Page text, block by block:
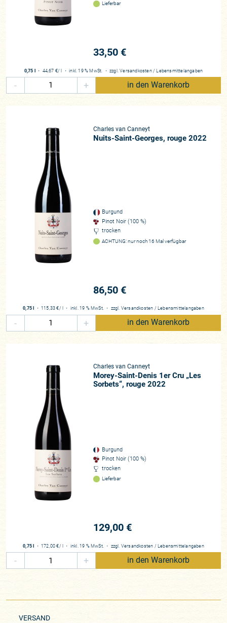
Lieferbar
33,50 €
0,75 l ・ 44,67 €/ l ・inkl. 19 % MwSt. ・ zzgl.Versandkosten / Lebensmittelangaben
- + in den Warenkorb
Charles van Canneyt
Nuits-Saint-Georges, rouge 2022
Burgund
Pinot Noir (100 %)
trocken
ACHTUNG: nur noch 16 Mal verfügbar
86,50 €
0,75 l ・ 115,33 €/ l ・ inkl. 19 % MwSt. ・ zzgl. Versandkosten / Lebensmittelangaben
- + in den Warenkorb
Charles van Canneyt
Morey-Saint-Denis 1er Cru „Les
Sorbets“, rouge 2022
Burgund
Pinot Noir (100 %)
trocken
Lieferbar
129,00 €
0,75 l ・ 172,00 €/ l ・ inkl. 19 % MwSt. ・ zzgl. Versandkosten / Lebensmittelangaben
- + in den Warenkorb
VERSAND